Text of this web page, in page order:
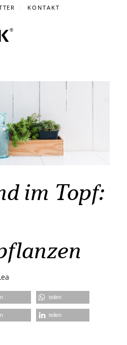
KONTAKT
im Topf:
teilen
teilen